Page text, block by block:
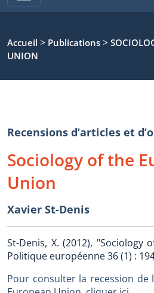
Accueil > Publications >
UNION
Recensions d’articles et
Sociology of the
Union
Xavier St-Denis
St-Denis, X. (2012), "Sociology
Politique européenne 36 (1) :
Pour consulter la recession de